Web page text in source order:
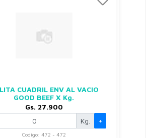
CUADRIL ENV AL VACIO
GOOD BEEF X Kg.
Gs. 27.900
Kg. +
Codigo: 472 - 472